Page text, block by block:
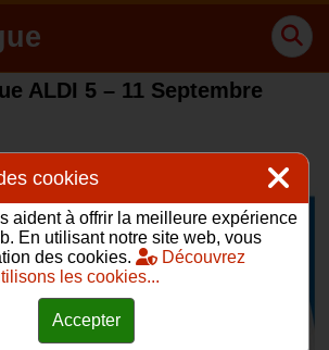
ALDI 5 – 11 Septembre
cookies
aident à offrir la meilleure expérience
En utilisant notre site web, vous
des cookies.
Découvrez
les cookies...
Accepter